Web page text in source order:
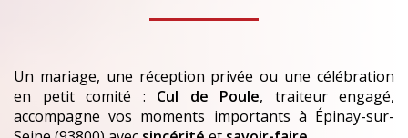
Un mariage, une réception privée ou une célébration
en petit comité : Cul de Poule, traiteur engagé,
accompagne vos moments importants à Épinay-sur-